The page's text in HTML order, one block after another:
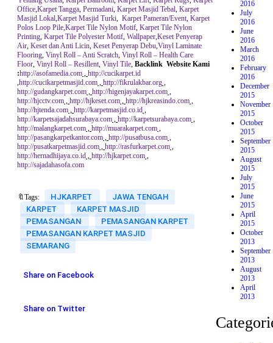
Office Karpet Tangga Permadani Karpet Masjid Tebal Karpet
Masjid Lokal Karpet Masjid Turki Karpet Pameran/Event Karpet
Polos Loop Pile Karpet Tile Nylon Motif Karpet Tile Nylon
Printing Karpet Tile Polyester Motif Wallpaper Keset Penyerap
Air Keset dan Anti Licin Keset Penyerap Debu Vinyl Laminate
Flooring Vinyl Roll – Anti Scratch Vinyl Roll – Health Care
Floor Vinyl Roll – Resillent Vinyl Tile Backlink Website Kami
:http://asofamedia.com
http://cucikarpet.id
http://cucikarpetmasjid.com http://fikrulakbar.org
http://gudangkarpet.com
http://higenjayakarpet.com
http://hjcctv.com
http://hjkeset.com http://hjkreasindo.com
http://hjtenda.com
http://karpetmasjid.co.id
http://karpetsajadahsurabaya.com
http://karpetsurabaya.com
http://malangkarpet.com
http://muarakarpet.com
http://pasangkarpetkantor.com
http://pusatbusa.com
http://pusatkarpetmasjid.com
http://rasfurkarpet.com
http://hernadhijaya.co.id
http://hjkarpet.com
http://sajadahasofa.com
🔖Tags: HJKARPET
JAWA TENGAH
KARPET
KARPET MASJID
PEMASANGAN
PEMASANGAN KARPET
PEMASANGAN KARPET MASJID
SEMARANG
Share on Facebook
Share on Twitter
2016
July
2016
June
2016
March
2016
February
2016
December
2015
November
2015
October
2015
September
2015
August
2015
July
2015
June
2015
April
2015
October
2013
September
2013
August
2013
April
2013